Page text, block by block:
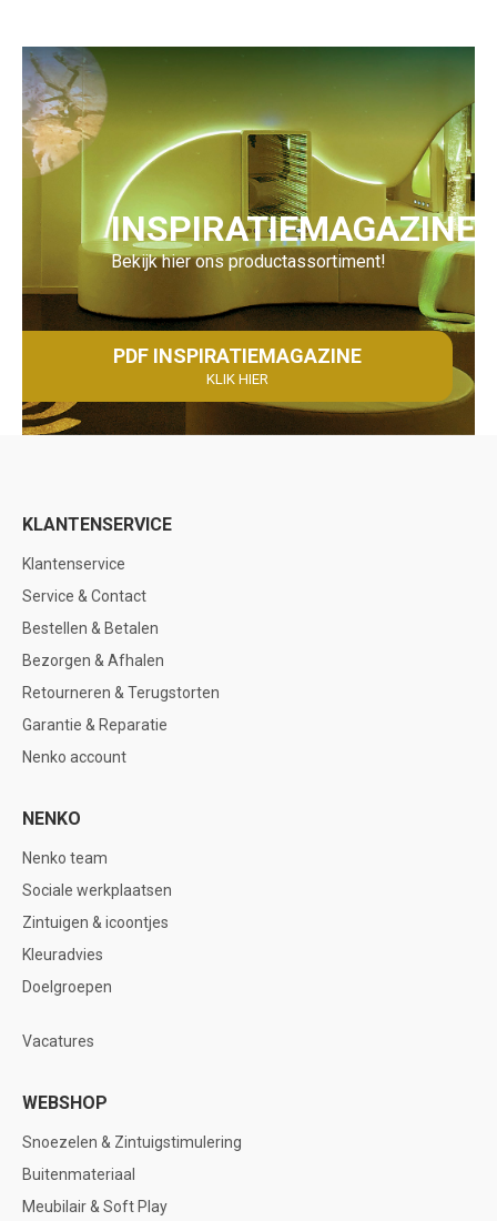
INSPIRATIEMAGAZINE
Bekijk hier ons productassortiment!
PDF INSPIRATIEMAGAZINE
KLIK HIER
KLANTENSERVICE
Klantenservice
Service & Contact
Bestellen & Betalen
Bezorgen & Afhalen
Retourneren & Terugstorten
Garantie & Reparatie
Nenko account
NENKO
Nenko team
Sociale werkplaatsen
Zintuigen & icoontjes
Kleuradvies
Doelgroepen
Vacatures
WEBSHOP
Snoezelen & Zintuigstimulering
Buitenmateriaal
Meubilair & Soft Play